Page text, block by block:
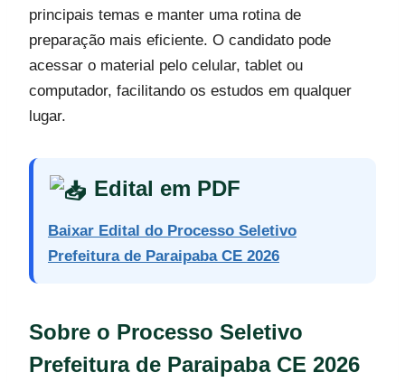
principais temas e manter uma rotina de
preparação mais eficiente. O candidato pode
acessar o material pelo celular, tablet ou
computador, facilitando os estudos em qualquer
lugar.
Edital em PDF
Baixar Edital do Processo Seletivo
Prefeitura de Paraipaba CE 2026
Sobre o Processo Seletivo
Prefeitura de Paraipaba CE 2026